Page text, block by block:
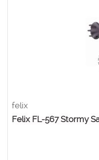
felix
Felix FL-567 Stormy